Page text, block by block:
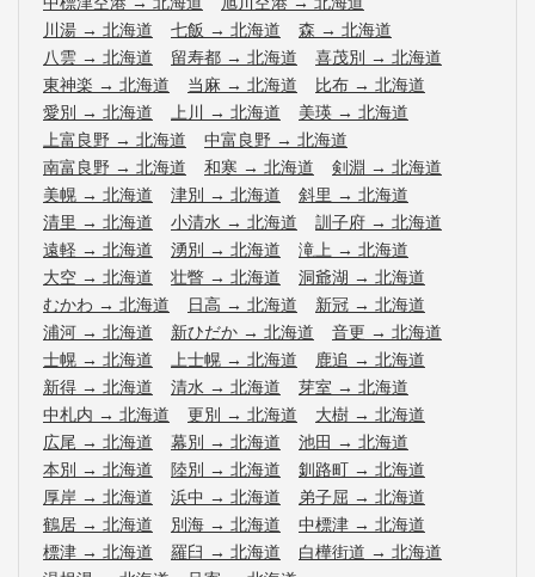
川湯 → 北海道 七飯 → 北海道 森 → 北海道
八雲 → 北海道 留寿都 → 北海道 喜茂別 → 北海道
東神楽 → 北海道 当麻 → 北海道 比布 → 北海道
愛別 → 北海道 上川 → 北海道 美瑛 → 北海道
上富良野 → 北海道 中富良野 → 北海道
南富良野 → 北海道 和寒 → 北海道 剣淵 → 北海道
美幌 → 北海道 津別 → 北海道 斜里 → 北海道
清里 → 北海道 小清水 → 北海道 訓子府 → 北海道
遠軽 → 北海道 湧別 → 北海道 滝上 → 北海道
大空 → 北海道 壮瞥 → 北海道 洞爺湖 → 北海道
むかわ → 北海道 日高 → 北海道 新冠 → 北海道
浦河 → 北海道 新ひだか → 北海道 音更 → 北海道
士幌 → 北海道 上士幌 → 北海道 鹿追 → 北海道
新得 → 北海道 清水 → 北海道 芽室 → 北海道
中札内 → 北海道 更別 → 北海道 大樹 → 北海道
広尾 → 北海道 幕別 → 北海道 池田 → 北海道
本別 → 北海道 陸別 → 北海道 釧路町 → 北海道
厚岸 → 北海道 浜中 → 北海道 弟子屈 → 北海道
鶴居 → 北海道 別海 → 北海道 中標津 → 北海道
標津 → 北海道 羅臼 → 北海道 白樺街道 → 北海道